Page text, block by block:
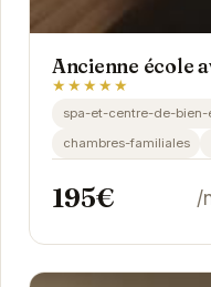
Ancienne école
★★★★★
spa-et-centre-de-bien-
chambres-familiales
195€ /